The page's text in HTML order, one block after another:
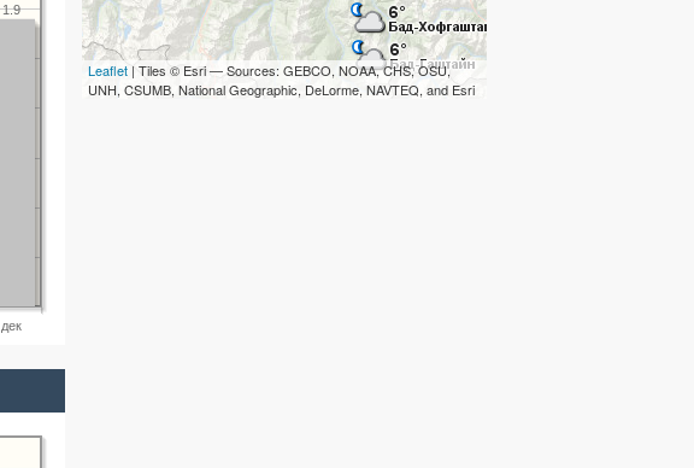
дек
1.9
Leaflet | Tiles © Esri — Sources: GEBCO, NOAA, CHS, OSU,
UNH, CSUMB, National Geographic, DeLorme, NAVTEQ, and Esri